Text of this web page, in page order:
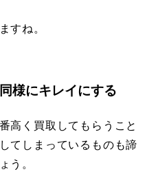
すね。
様にキレイにする
高く買取してもらうこと
てしまっているものも諦
う。